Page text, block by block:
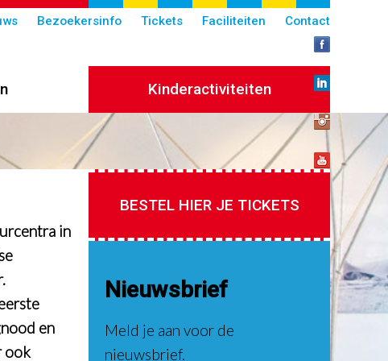
Bezoekersinfo Tickets Faciliteiten Contact
Kinderactiviteiten
in
en
ook
BESTEL HIER JE TICKETS
Nieuwsbrief
Meld je aan voor de
nieuwsbrief.